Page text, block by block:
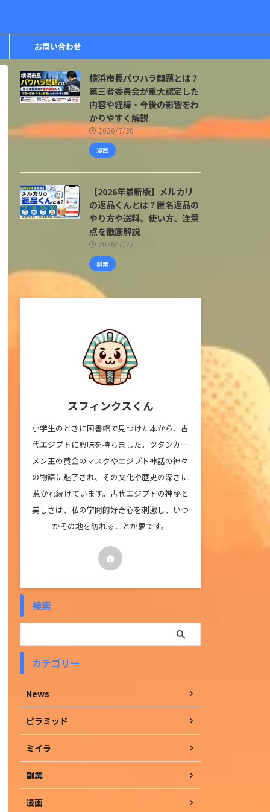
お問い合わせ
横浜市長パワハラ問題とは？
第三者委員会が重大認定した
内容や経緯・今後の影響をわ
かりやすく解説
2026/7/30
漫画
【2026年最新版】メルカリ
の返品くんとは？匿名返品の
やり方や送料、使い方、注意
点を徹底解説
2026/7/27
副業
スフィンクスくん
小学生のときに図書館で見つけた本から、古
代エジプトに興味を持ちました。ツタンカー
メン王の黄金のマスクやエジプト神話の神々
の物語に魅了され、その文化や歴史の深さに
惹かれ続けています。古代エジプトの神秘と
美しさは、私の学問的好奇心を刺激し、いつ
かその地を訪れることが夢です。
検索
カテゴリー
News
ピラミッド
ミイラ
副業
漫画